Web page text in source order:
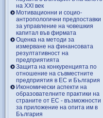
на ХХІ век
Мотивационни и социо-
антропологични предпоставки
за управление на човешкия
капитал във фирмата
Оценка на методи за
измерване на финансовата
резултативност на
предприятията
Защита на конкуренцията по
отношение на съвместните
предприятия в ЕС и България
Икономически аспекти на
образователните практики на
страните от ЕС - възможности
за приложение на опита им в
България